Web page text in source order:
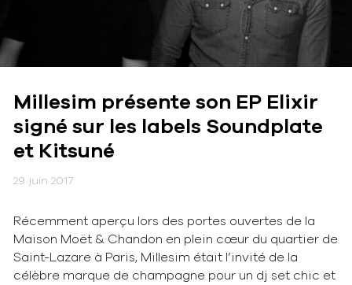
Millesim présente son EP Elixir
signé sur les labels Soundplate
et Kitsuné
29 juin 2017
Récemment aperçu lors des portes ouvertes de la
Maison Moët & Chandon en plein cœur du quartier de
Saint-Lazare à Paris, Millesim était l’invité de la
célèbre marque de champagne pour un dj set chic et